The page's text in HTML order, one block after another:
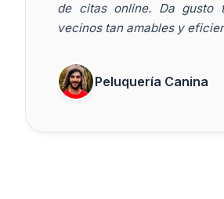
de citas online. Da gusto
vecinos tan amables y
Peluquería Canina